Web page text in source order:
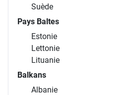
Suède
Pays Baltes
Estonie
Lettonie
Lituanie
Balkans
Albanie